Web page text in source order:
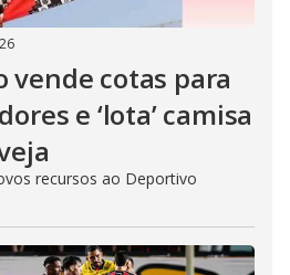
vende cotas para
e ‘lota’ camisa
recursos ao Deportivo